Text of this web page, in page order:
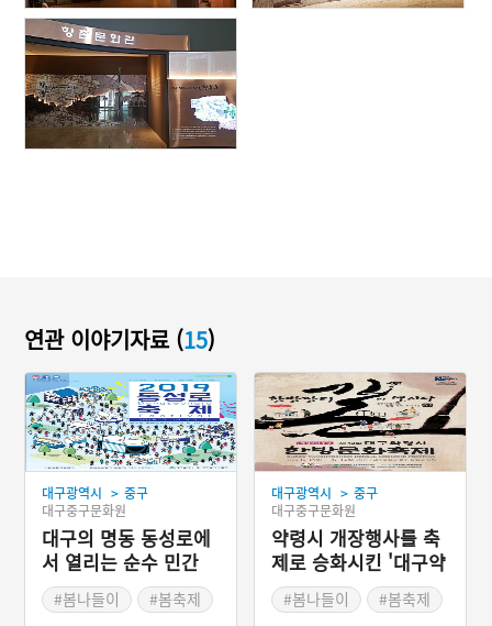
연관 이야기자료 (15)
대구광역시 > 중구
대구중구문화원
대구의 명동 동성로에
서 열리는 순수 민간
주도형 축제 '대구동성
로축제'
#봄나들이 #봄축제
대구광역시 > 중구
대구중구문화원
약령시 개장행사를 축
제로 승화시킨 '대구약
령시 한방문화축제'
#봄나들이 #봄축제